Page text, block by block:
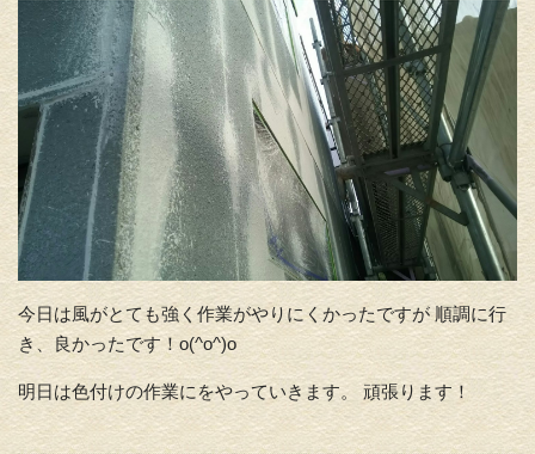
今日は風がとても強く作業がやりにくかったですが 順調に行
き、良かったです！o(^o^)o
明日は色付けの作業にをやっていきます。 頑張ります！